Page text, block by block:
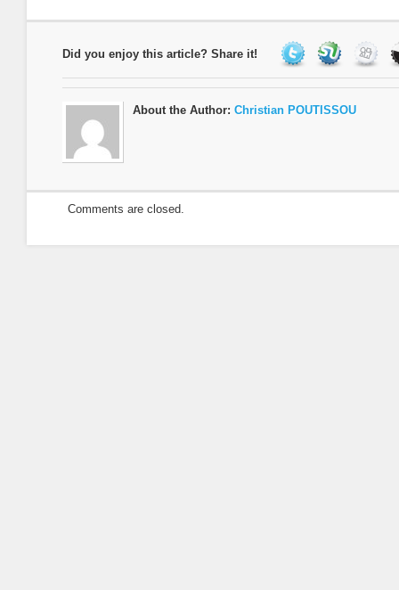
Did you enjoy this article? Share it!
About the Author: Christian POUTISSOU
Comments are closed.